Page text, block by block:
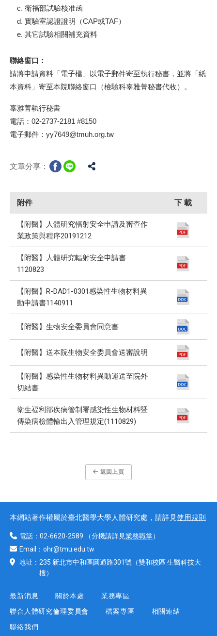
c. 衛福部試驗核准函
d. 實驗室認證證明（CAP或TAF）
e. 其它試驗相關補充資料
聯絡窗口：
請將申請資料「電子檔」以電子郵件寄至執行秘書，並將「紙
本資料」寄至本院聯絡窗口（檢驗科辜雅菁秘書代收）。
辜雅菁執行秘書
電話：02-2737-2181 #8150
電子郵件：yy7649@tmuh.org.tw
文章分享：
附件 下 載
【附醫】人體研究輻射安全申請及審查作
業政策與程序20191212
【附醫】人體研究輻射安全申請書
1120823
【附醫】R-DAD1-0301感染性生物材料異
動申請書1140911
【附醫】生物安全委員會同意書
【附醫】送本院生物安全委員會送審說明
【附醫】感染性生物材料異動運送至院外
切結書
衛生福利部疾病管制署感染性生物材料暨
傳染病檢體輸出入管理規定(1110829)
返回上頁
本網站著作權屬於臺北醫學大學人體研究處，請詳見使用規則
電話： 02-6620-2589 （分機請詳見業務職掌）
Email： ohr@tmu.edu.tw
地址： 235 新北市中和區圓通路301號 （雙和校區 生醫科技大
樓）
最新消息 關於本處
業務專區
聯合人體研究倫理委員會
檔案專區
相關連結
聯絡我們